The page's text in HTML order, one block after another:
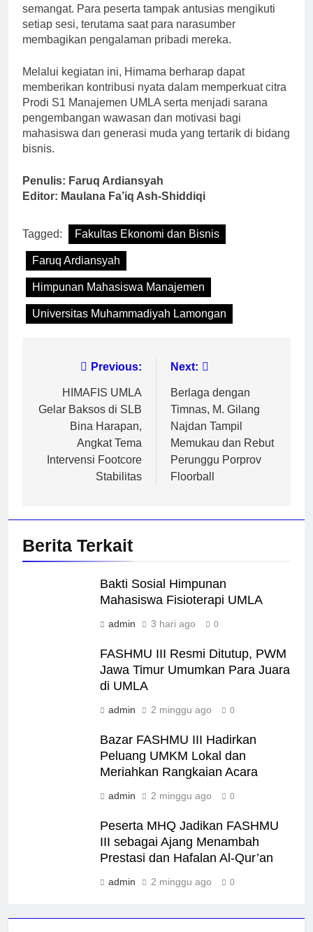
semangat. Para peserta tampak antusias mengikuti
setiap sesi, terutama saat para narasumber
membagikan pengalaman pribadi mereka.
Melalui kegiatan ini, Himama berharap dapat
memberikan kontribusi nyata dalam memperkuat citra
Prodi S1 Manajemen UMLA serta menjadi sarana
pengembangan wawasan dan motivasi bagi
mahasiswa dan generasi muda yang tertarik di bidang
bisnis.
Penulis: Faruq Ardiansyah
Editor: Maulana Fa’iq Ash-Shiddiqi
Tagged: Fakultas Ekonomi dan Bisnis
Faruq Ardiansyah
Himpunan Mahasiswa Manajemen
Universitas Muhammadiyah Lamongan
Navigasi
pos
Previous:
HIMAFIS UMLA
Gelar Baksos di SLB
Bina Harapan,
Angkat Tema
Intervensi Footcore
Stabilitas
Next:
Berlaga dengan
Timnas, M. Gilang
Najdan Tampil
Memukau dan Rebut
Perunggu Porprov
Floorball
Berita Terkait
Bakti Sosial Himpunan
Mahasiswa Fisioterapi UMLA
admin 3 hari ago 0
FASHMU III Resmi Ditutup, PWM
Jawa Timur Umumkan Para Juara
di UMLA
admin 2 minggu ago 0
Bazar FASHMU III Hadirkan
Peluang UMKM Lokal dan
Meriahkan Rangkaian Acara
admin 2 minggu ago 0
Peserta MHQ Jadikan FASHMU
III sebagai Ajang Menambah
Prestasi dan Hafalan Al-Qur’an
admin 2 minggu ago 0